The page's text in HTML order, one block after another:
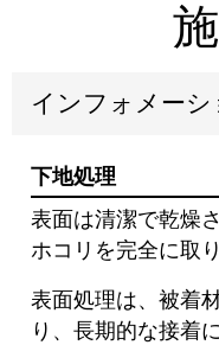
インフォメーシ
下地処理
表面は清潔で乾燥
ホコリを完全に取
表面処理は、被着
り、長期的な接着